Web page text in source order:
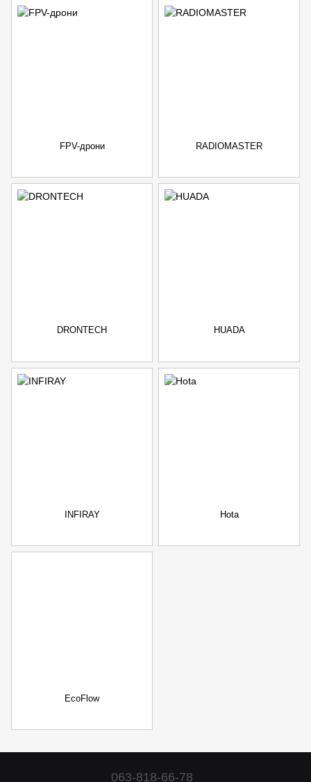
FPV-дрони RADIOMASTER
DRONTECH HUADA
INFIRAY Hota
EcoFlow
063-818-66-78